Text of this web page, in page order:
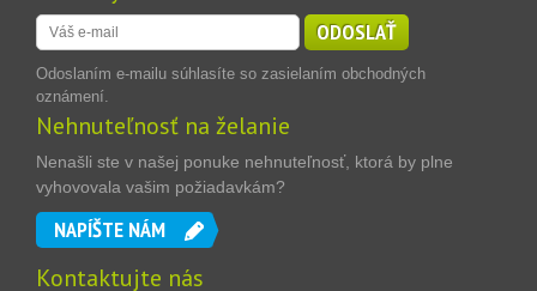
ODOSLAŤ
Odoslaním e-mailu súhlasíte so zasielaním obchodných
oznámení.
Nehnuteľnosť na želanie
Nenašli ste v našej ponuke nehnuteľnosť, ktorá by plne
vyhovovala vašim požiadavkám?
NAPÍŠTE NÁM
Kontaktujte nás